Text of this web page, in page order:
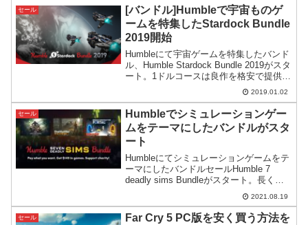
セール
[バンドル]Humbleで宇宙ものゲ
ームを特集したStardock Bundle
2019開始
Humbleにて宇宙ゲームを特集したバンド
ル、Humble Stardock Bundle 2019がスタ
ート。1ドルコースは良作を格安で提供。
最上位コースは平均額コースのゲームを
補強するコンテンツという構成です。
2019.01.02
セール
Humbleでシミュレーションゲー
ムをテーマにしたバンドルがスタ
ート
Humbleにてシミュレーションゲームをテ
ーマにしたバンドルセールHumble 7
deadly sims Bundleがスタート。長く遊
べるゲーム性もあってお買い得な構成に
2021.08.19
セール
Far Cry 5 PC版を安く買う方法を